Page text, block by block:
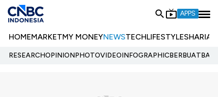
APPS
HOMEMARKETMY MONEYNEWSTECHLIFESTYLESHARIA
RESEARCHOPINIONPHOTOVIDEOINFOGRAPHIC